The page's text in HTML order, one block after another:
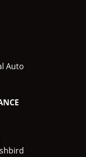
Auto